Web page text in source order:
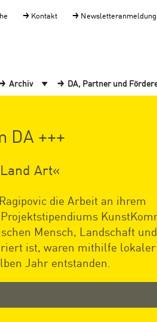
Kontakt Newsletteranmeldung
Archiv DA, Partner und
DA +++
Art«
die Arbeit an ihrem
Mensch, Landschaft
ist, waren mithilfe lokaler
Jahr entstanden.